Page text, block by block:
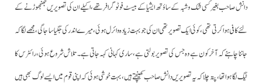
دانش صاحب بغیر کسی شک و شبہ کے ساؤتھ ایشیا کے بیسٹ فوٹوگرافر تھے، اکیلے ان کی تصویریں جھنجھوڑنے کے
لئے کافی ہوا کرتی تھی، کوئی ایک تصویر تھی ان کی جو بہت زیادہ وائرل ہوئی، میرے اندر کی جگیاسا جاگی، مجھے لگا کہ
جاننا چاہئے کہ آخر کون ہے وہ جس کی تصویر بولتی ہے، ساری کہانی کہہ جاتی ہے۔ تلاش شروع ہوئی، رائٹرس کا
ٹیگ لگا ہوا تھا، پتہ چلا کہ یہ تصویریں دانش صاحب کھینچتے ہیں، بہت خوشی ہوئی کہ اپنی قوم میں ایسے لوگ بھی ہیں